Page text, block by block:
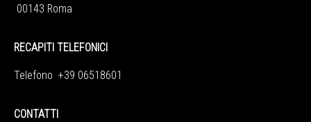
00143 Roma
RECAPITI TELEFONICI
Telefono +39 06518601
CONTATTI